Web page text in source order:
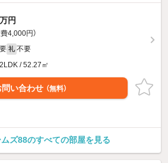
万円
費4,000円）
礼 不要
/ 52.27㎡
問い合わせ （無料）
ズ88のすべての部屋を見る